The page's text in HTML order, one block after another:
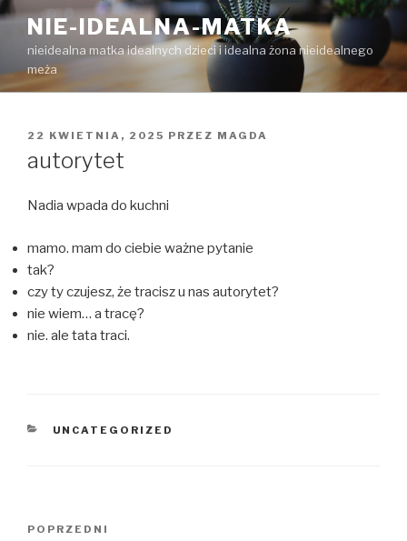
Przejdź
treści
NIE-IDEALNA-MATKA
nieidealna matka idealnych dzieci i idealna żona nieidealnego
meża
OPUBLIKOWANE
22 KWIETNIA, 2025 PRZEZ MAGDA
autorytet
Nadia wpada do kuchni
mamo. mam do ciebie ważne pytanie
tak?
czy ty czujesz, że tracisz u nas autorytet?
nie wiem… a tracę?
nie. ale tata traci.
KATEGORIE
UNCATEGORIZED
Poprzedni
POPRZEDNI